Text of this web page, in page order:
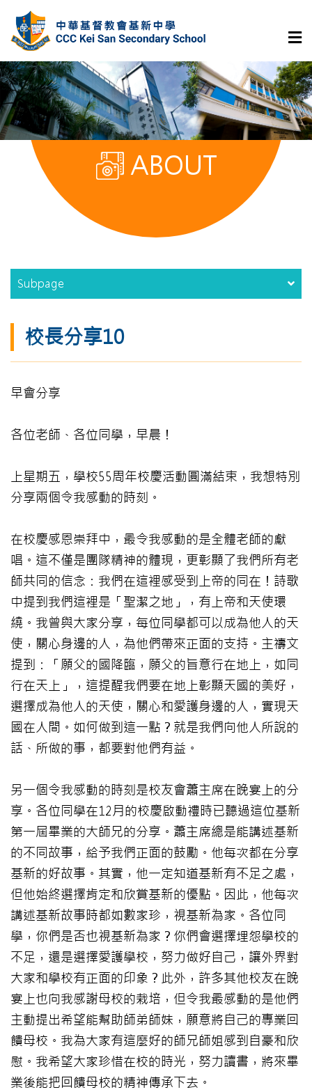
ABOUT
Subpage
校長分享10
早會分享
各位老師、各位同學，早晨！
上星期五，學校55周年校慶活動圓滿結束，我想特別
分享兩個令我感動的時刻。
在校慶感恩崇拜中，最令我感動的是全體老師的獻
唱。這不僅是團隊精神的體現，更彰顯了我們所有老
師共同的信念：我們在這裡感受到上帝的同在！詩歌
中提到我們這裡是「聖潔之地」，有上帝和天使環
繞。我曾與大家分享，每位同學都可以成為他人的天
使，關心身邊的人，為他們帶來正面的支持。主禱文
提到：「願父的國降臨，願父的旨意行在地上，如同
行在天上」，這提醒我們要在地上彰顯天國的美好，
選擇成為他人的天使，關心和愛護身邊的人，實現天
國在人間。如何做到這一點？就是我們向他人所說的
話、所做的事，都要對他們有益。
另一個令我感動的時刻是校友會蕭主席在晚宴上的分
享。各位同學在12月的校慶啟動禮時已聽過這位基新
第一屆畢業的大師兄的分享。蕭主席總是能講述基新
的不同故事，給予我們正面的鼓勵。他每次都在分享
基新的好故事。其實，他一定知道基新有不足之處，
但他始終選擇肯定和欣賞基新的優點。因此，他每次
講述基新故事時都如數家珍，視基新為家。各位同
學，你們是否也視基新為家？你們會選擇埋怨學校的
不足，還是選擇愛護學校，努力做好自己，讓外界對
大家和學校有正面的印象？此外，許多其他校友在晚
宴上也向我感謝母校的栽培，但令我最感動的是他們
主動提出希望能幫助師弟師妹，願意將自己的專業回
饋母校。我為大家有這麼好的師兄師姐感到自豪和欣
慰。我希望大家珍惜在校的時光，努力讀書，將來畢
業後能把回饋母校的精神傳承下去。